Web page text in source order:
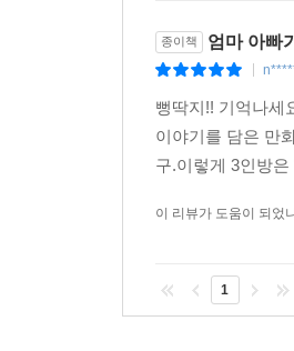
종이책 엄마 아빠
뻥딱지!! 기억나세
이야기를 담은 만
구.이렇게 3인방
이 리뷰가 도움이 되었
1